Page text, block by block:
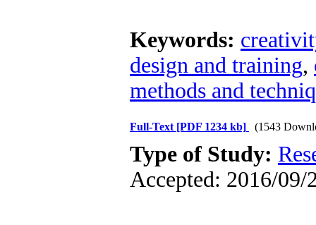
Keywords:
design and training,
methods and
Full-Text [PDF 1234 kb] (1543
Type of Study:
Accepted: 2016/09/